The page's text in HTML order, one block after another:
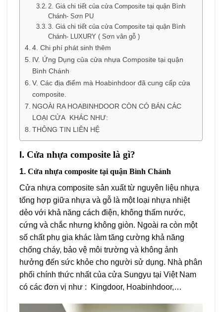
2. Giá chi tiết của cửa Composite tại quận Bình
Chánh- Sơn PU
3. Giá chi tiết của cửa Composite tại quận Bình
Chánh- LUXURY ( Sơn vân gỗ )
4. Chi phí phát sinh thêm
IV. Ứng Dụng của cửa nhựa Composite tại quận
Bình Chánh
V. Các địa điểm mà Hoabinhdoor đã cung cấp cửa
composite.
NGOÀI RA HOABINHDOOR CÒN CÓ BÁN CÁC
LOẠI CỬA KHÁC NHƯ:
THÔNG TIN LIÊN HỆ
I. Cửa nhựa composite là gì?
1. Cửa nhựa composite tại quận Bình Chánh
Cửa nhựa composite sản xuất từ nguyên liệu nhựa
tổng hợp giữa nhựa và gỗ là một loại nhựa nhiệt
dẻo với khả năng cách điện, không thấm nước,
cứng và chắc nhưng không giòn. Ngoài ra còn một
số chất phụ gia khác làm tăng cường khả năng
chống cháy, bảo vệ môi trường và không ảnh
hưởng đến sức khỏe cho người sử dụng. Nhà phân
phối chính thức nhất của cửa Sungyu tại Việt Nam
có các đơn vị như : Kingdoor, Hoabinhdoor,…